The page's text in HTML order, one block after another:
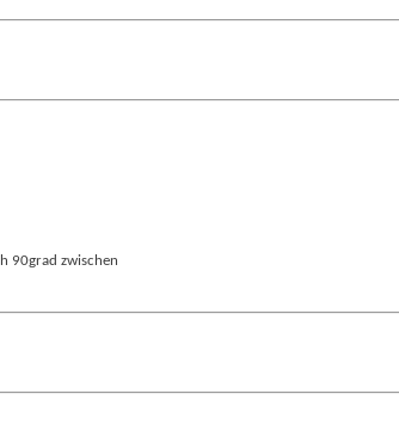
90grad zwischen